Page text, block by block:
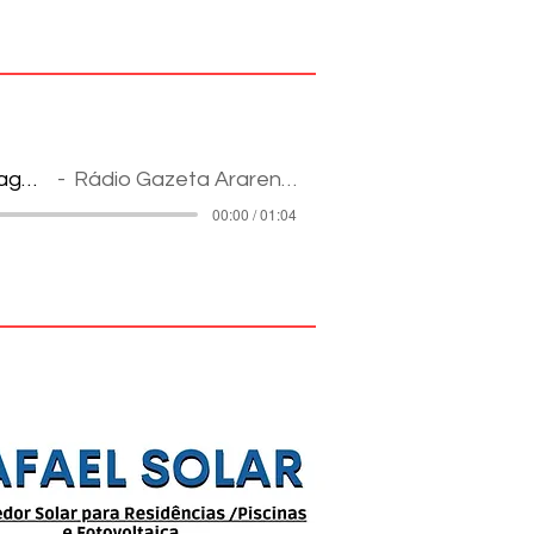
na Internet: informação e
Reportagem Rádio Gazeta Ararense
00:00 / 01:04